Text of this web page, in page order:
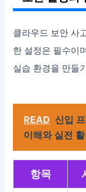
클라우드 보안 사
한 설정은 필수이
실습 환경을 만들
READ 신입
이해와 실전
항목